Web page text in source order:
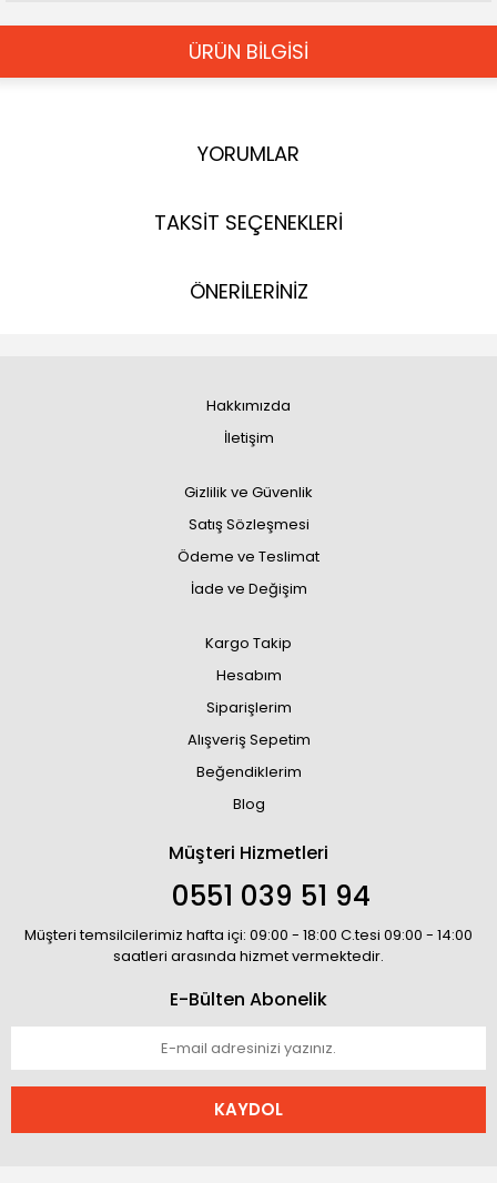
ÜRÜN BİLGİSİ
YORUMLAR
TAKSİT SEÇENEKLERİ
ÖNERİLERİNİZ
Hakkımızda
İletişim
Gizlilik ve Güvenlik
Satış Sözleşmesi
Ödeme ve Teslimat
İade ve Değişim
Kargo Takip
Hesabım
Siparişlerim
Alışveriş Sepetim
Beğendiklerim
Blog
Müşteri Hizmetleri
0551 039 51 94
Müşteri temsilcilerimiz hafta içi: 09:00 - 18:00 C.tesi 09:00 - 14:00
saatleri arasında hizmet vermektedir.
E-Bülten Abonelik
KAYDOL